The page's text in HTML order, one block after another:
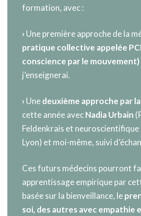
formation, avec :
› Une première approche de la
pratique collective appelée
conscience par le mouvement)
j’enseignerai.
› Unedeuxième approche par
cette année avecNadia Urbain
Feldenkrais et neuroscientifique
Lyon) et moi-même, suivi
Ces futurs médecins pourront
apprentissage empirique par
basée sur la bienveillance, le
soi, des autres avec empathie